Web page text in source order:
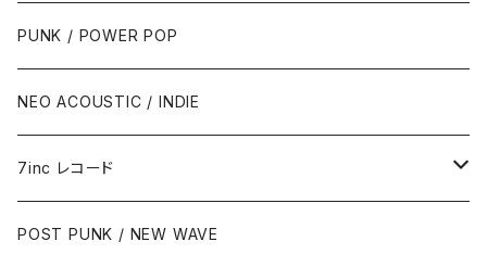
PUNK / POWER POP
NEO ACOUSTIC / INDIE
7inc レコード
PUNK / 2TONE
POST PUNK / NEW WAVE